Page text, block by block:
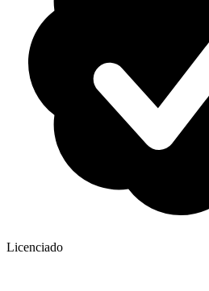
Licenciado